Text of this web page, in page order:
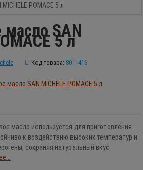
POMACE 5 л
SAN
5 л
Код товара: 8011416
масло используется для приготовления
к воздействию высоких температур и
сохраняя натуральный вкус